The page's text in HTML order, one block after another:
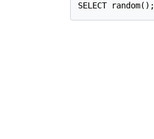
SELECT random();